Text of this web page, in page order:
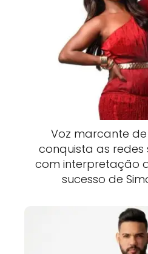
Voz marcante de
conquista as redes
com interpretação
sucesso de